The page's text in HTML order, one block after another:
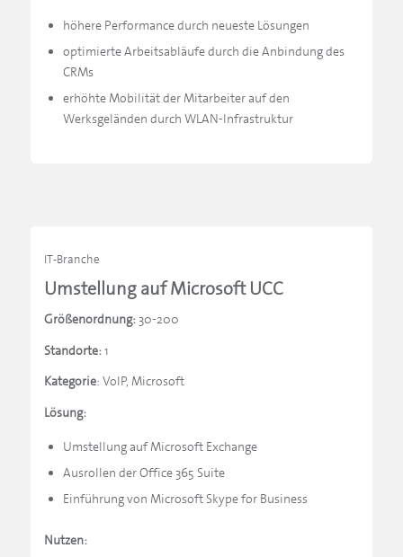
höhere Performance durch neueste Lösungen
optimierte Arbeitsabläufe durch die Anbindung des
CRMs
erhöhte Mobilität der Mitarbeiter auf den
Werksgeländen durch WLAN-Infrastruktur
IT-Branche
Umstellung auf Microsoft UCC
Größenordnung: 30-200
Standorte:1
Kategorie: VoIP, Microsoft
Lösung:
Umstellung auf Microsoft Exchange
Ausrollen der Office 365 Suite
Einführung von Microsoft Skype for Business
Nutzen: